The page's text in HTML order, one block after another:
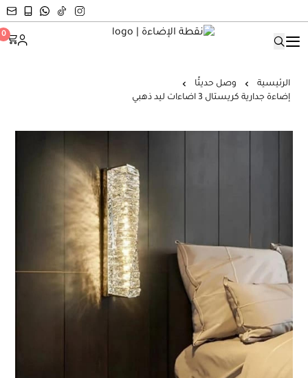
نقطة الإضاءة 0
الرئيسية
وصل حديثًا
إضاءة جدارية كريستال 3 اضاءات ليد ذهبي